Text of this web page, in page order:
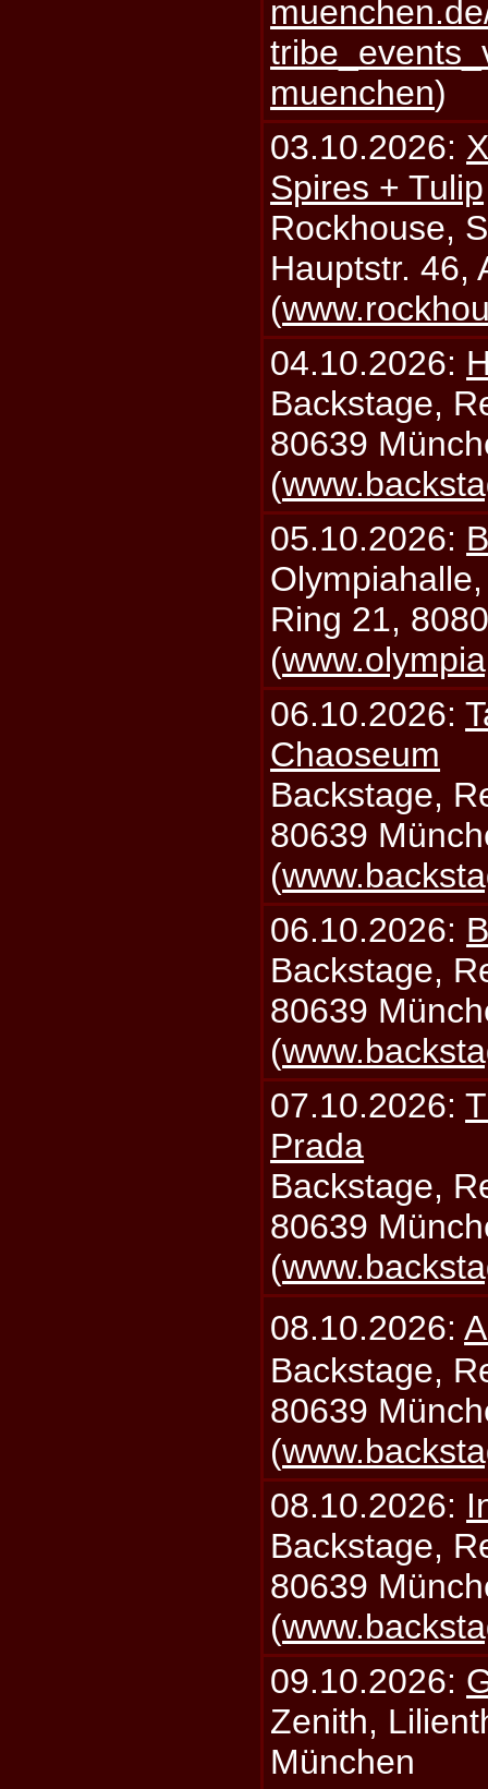
muenchen)
03.10.2026:
Spires + Tulip
Rockhouse,
Hauptstr. 46,
(
04.10.2026:
Backstage,
80639
(
05.10.2026:
Ring 21,
(
06.10.2026:
Chaoseum
Backstage,
80639
(
06.10.2026:
Backstage,
80639
(
07.10.2026:
Prada
Backstage,
80639
(
08.10.2026:
Backstage,
80639
(
08.10.2026:
Backstage,
80639
(
09.10.2026:
Zenith,
München